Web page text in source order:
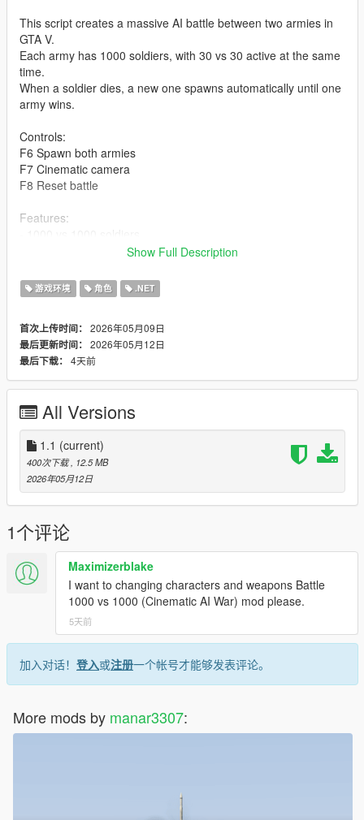
This script creates a massive AI battle between two armies in
GTA V.
Each army has 1000 soldiers, with 30 vs 30 active at the same
time.
When a soldier dies, a new one spawns automatically until one
army wins.
Controls:
F6 Spawn both armies
F7 Cinematic camera
F8 Reset battle
Features:
- Cinematic camera mode
- Full cleanup system
Installation:
Place MassiveArmyBattle.dll inside the "scripts" folder.
Check the video for instructions on how to start and stop the
script.
Author: Manar
Show Full Description
游戏环境 角色 .NET
首次上传时间： 2026年05月09日
最后更新时间： 2026年05月12日
最后下载： 4天前
All Versions
1.1 (current)
400次下载, 12.5 MB
2026年05月12日
1个评论
Maximizerblake
I want to changing characters and weapons Battle
1000 vs 1000 (Cinematic AI War) mod please.
5天前
加入对话！ 登入或注册一个帐号才能够发表评论。
More mods by manar3307: